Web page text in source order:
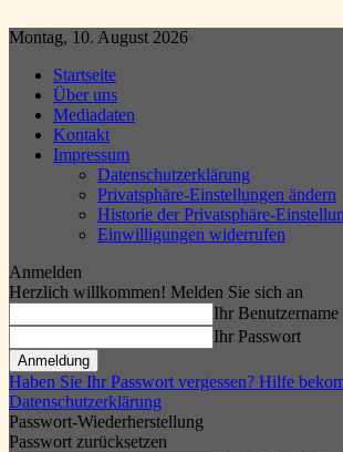
Montag, 10. August 2026
Startseite
Über uns
Mediadaten
Kontakt
Impressum
Datenschutzerklärung
Privatsphäre-Einstellungen ändern
Historie der Privatsphäre-
Einwilligungen widerrufen
Anmelden
Herzlich willkommen! Melden Sie sich an
Ihr Benutzername
Ihr Passwort
Haben Sie Ihr Passwort vergessen? Hilfe
Datenschutzerklärung
Passwort-Wiederherstellung
Passwort zurücksetzen